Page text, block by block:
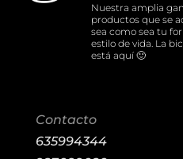
Nuestra amplia
productos que se
sea como sea tu
estilo de vida. La
está aquí 🙂
Contacto
635994344